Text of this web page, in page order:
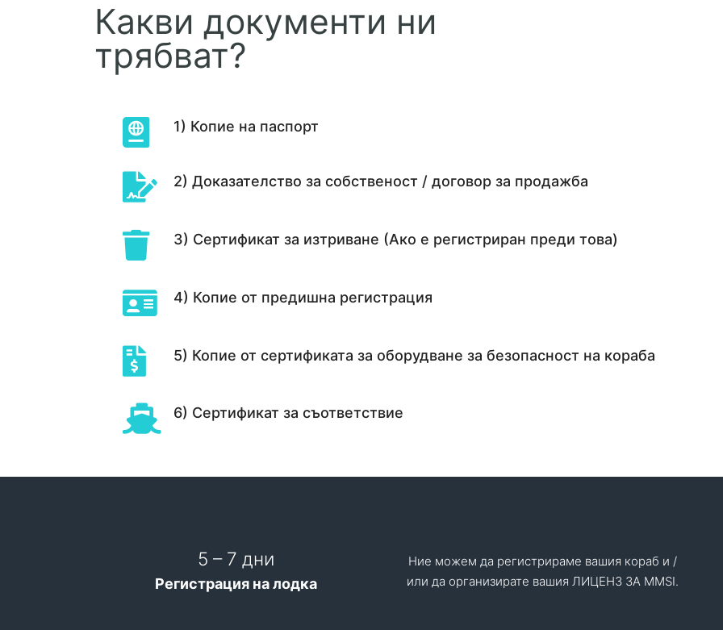
Какви документи ни
трябват?
1) Копие на паспорт
2) Доказателство за собственост / договор за продажба
3) Сертификат за изтриване (Ако е регистриран преди това)
4) Копие от предишна регистрация
5) Копие от сертификата за оборудване за безопасност на кораба
6) Сертификат за съответствие
5 – 7 дни
Регистрация на лодка
Ние можем да регистрираме вашия кораб и /
или да организирате вашия ЛИЦЕНЗ ЗА MMSI.